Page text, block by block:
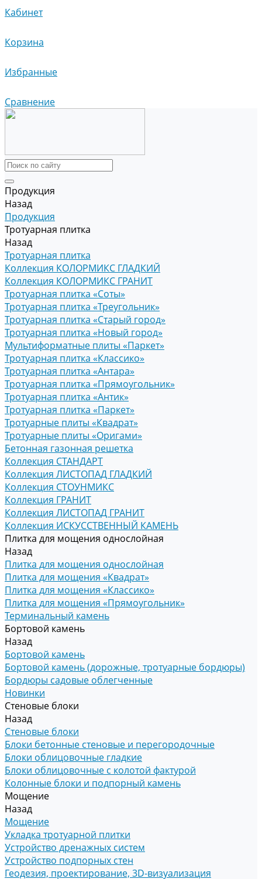
Кабинет
Корзина
Избранные
Сравнение
Продукция
Назад
Продукция
Тротуарная плитка
Назад
Тротуарная плитка
Коллекция КОЛОРМИКС ГЛАДКИЙ
Коллекция КОЛОРМИКС ГРАНИТ
Тротуарная плитка «Соты»
Тротуарная плитка «Треугольник»
Тротуарная плитка «Старый город»
Тротуарная плитка «Новый город»
Мультиформатные плиты «Паркет»
Тротуарная плитка «Классико»
Тротуарная плитка «Антара»
Тротуарная плитка «Прямоугольник»
Тротуарная плитка «Антик»
Тротуарная плитка «Паркет»
Тротуарные плиты «Квадрат»
Тротуарные плиты «Оригами»
Бетонная газонная решетка
Коллекция СТАНДАРТ
Коллекция ЛИСТОПАД ГЛАДКИЙ
Коллекция СТОУНМИКС
Коллекция ГРАНИТ
Коллекция ЛИСТОПАД ГРАНИТ
Коллекция ИСКУССТВЕННЫЙ КАМЕНЬ
Плитка для мощения однослойная
Назад
Плитка для мощения однослойная
Плитка для мощения «Квадрат»
Плитка для мощения «Классико»
Плитка для мощения «Прямоугольник»
Терминальный камень
Бортовой камень
Назад
Бортовой камень
Бортовой камень (дорожные, тротуарные бордюры)
Бордюры садовые облегченные
Новинки
Стеновые блоки
Назад
Стеновые блоки
Блоки бетонные стеновые и перегородочные
Блоки облицовочные гладкие
Блоки облицовочные с колотой фактурой
Колонные блоки и подпорный камень
Мощение
Назад
Мощение
Укладка тротуарной плитки
Устройство дренажных систем
Устройство подпорных стен
Геодезия, проектирование, 3D-визуализация